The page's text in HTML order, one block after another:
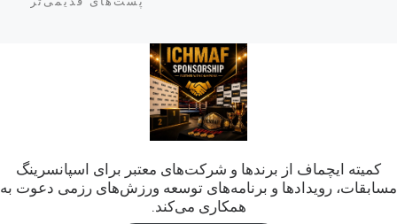
کمیته ایچماف از برندها و شرکت‌های معتبر برای اسپانسرینگ
مسابقات، رویدادها و برنامه‌های توسعه ورزش‌های رزمی دعوت به
همکاری می‌کند.